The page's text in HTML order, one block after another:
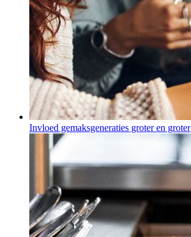
Invloed gemaksgeneraties groter en groter